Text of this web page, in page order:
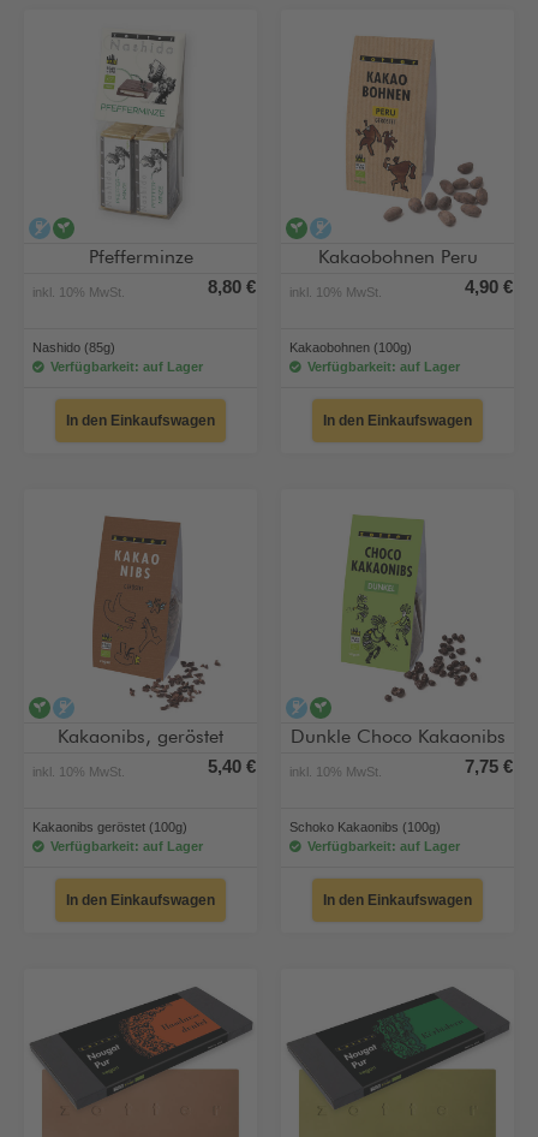
alkoholfrei
Pfefferminze
inkl. 10% MwSt. 8,80 €
Nashido (85g)
Verfügbarkeit: auf Lager
In den Einkaufswagen
vegan
Kakaobohnen Peru
inkl. 10% MwSt. 4,90 €
Kakaobohnen (100g)
Verfügbarkeit: auf Lager
In den Einkaufswagen
veganalkoholfrei
Kakaonibs, geröstet
inkl. 10% MwSt. 5,40 €
Kakaonibs geröstet (100g)
Verfügbarkeit: auf Lager
In den Einkaufswagen
alkoholfrei
Dunkle Choco Kakaonibs
inkl. 10% MwSt. 7,75 €
Schoko Kakaonibs (100g)
Verfügbarkeit: auf Lager
In den Einkaufswagen